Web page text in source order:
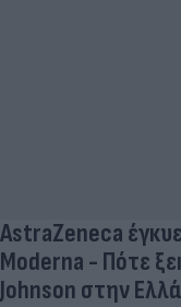
AstraZeneca
Moderna - Πότε
Johnson στην